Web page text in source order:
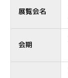
展覧会名
会期